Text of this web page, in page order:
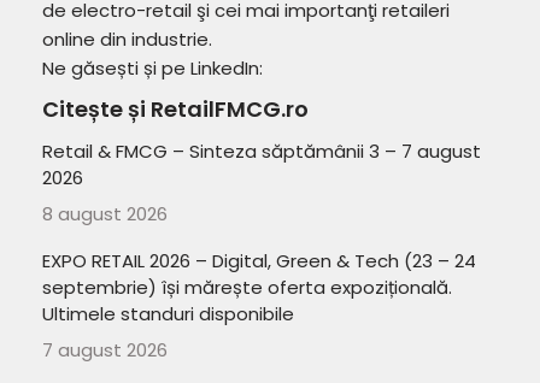
de electro-retail şi cei mai importanţi retaileri
online din industrie.
Ne găsești și pe LinkedIn:
Citește și RetailFMCG.ro
Retail & FMCG – Sinteza săptămânii 3 – 7 august
2026
8 august 2026
EXPO RETAIL 2026 – Digital, Green & Tech (23 – 24
septembrie) își mărește oferta expozițională.
Ultimele standuri disponibile
7 august 2026